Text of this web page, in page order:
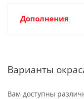
Дополнения
Варианты
Вам доступны